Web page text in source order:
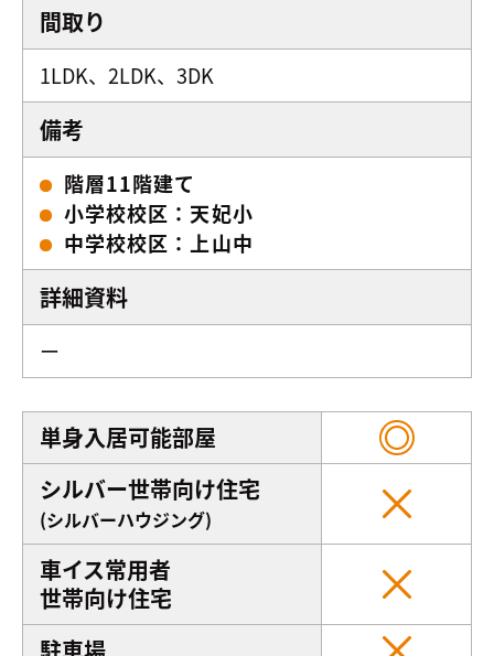
間取り
1LDK、2LDK、3DK
備考
階層11階建て
小学校校区：天妃小
中学校校区：上山中
詳細資料
ー
単身入居可能部屋
シルバー世帯向け住宅
(シルバーハウジング)
車イス常用者
世帯向け住宅